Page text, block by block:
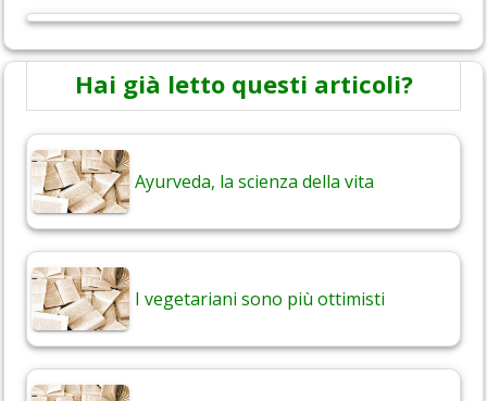
Hai già letto questi articoli?
Ayurveda, la scienza della vita
I vegetariani sono più ottimisti